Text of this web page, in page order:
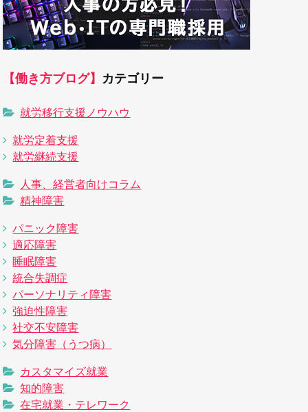
【働き方ブログ】 カテゴリー
就労移行支援ノウハウ
就労定着支援
就労継続支援
人事、経営者向けコラム
精神障害
パニック障害
適応障害
睡眠障害
統合失調症
パーソナリティ障害
強迫性障害
社交不安障害
気分障害（うつ病）
カスタマイズ就業
知的障害
在宅就業・テレワーク